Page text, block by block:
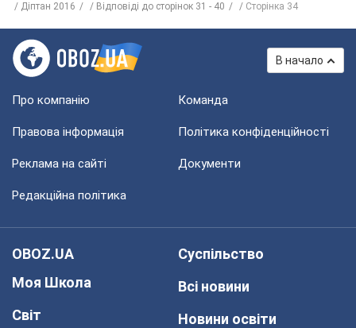
Діптан 2016
Відповіді до сторінок 31 - 40 Сторінка 34
В начало
Про компанію Команда
Правова інформація Політика конфіденційності
Реклама на сайті Документи
Редакційна політика
OBOZ.UA
Моя Школа
Світ
Суспільство
Всі новини
Новини освіти